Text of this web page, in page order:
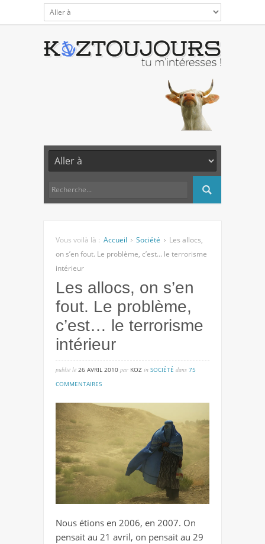
Vous voilà là : Accueil Société
Les allocs,
on s’en fout. Le problème, c’est… le terrorisme
intérieur
Les allocs, on s’en
fout. Le problème,
c’est… le terrorisme
intérieur
publié lé 26 AVRIL 2010 par KOZ in SOCIÉTÉ dans 75
COMMENTAIRESsur
allocs,
fout.
le
problème,
c’est…
terrorisme
intérieur
Nous étions en 2006, en 2007. On
pensait au 21 avril, on pensait au 29